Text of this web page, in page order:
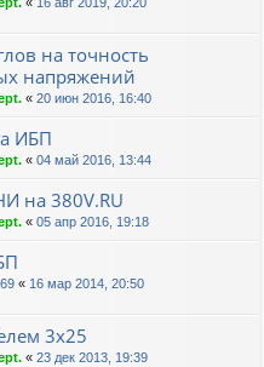
на точность
напряжений
« 20 июн 2016, 16:40
ИБП
« 04 май 2016, 13:44
на 380V.RU
« 05 апр 2016, 19:18
« 16 мар 2014, 20:50
3х25
« 23 дек 2013, 19:39